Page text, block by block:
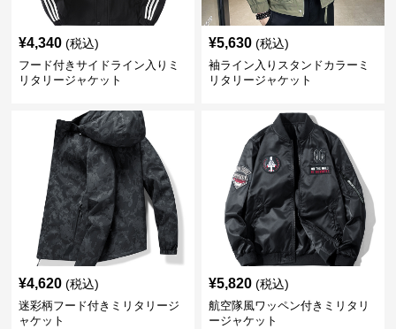
¥4,340 (税込)
フード付きサイドライン入りミ
リタリージャケット
¥5,630 (税込)
袖ライン入りスタンドカラーミ
リタリージャケット
¥4,620 (税込)
迷彩柄フード付きミリタリージ
ャケット
¥5,820 (税込)
航空隊風ワッペン付きミリタリ
ージャケット